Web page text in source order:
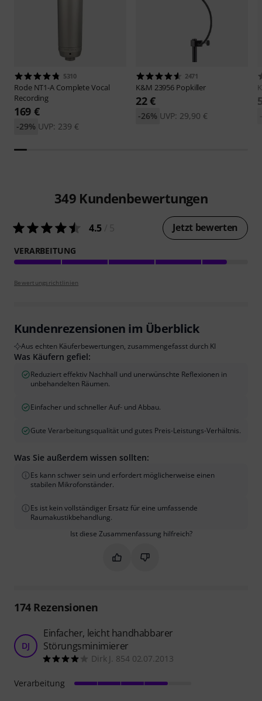
5310
Rode NT1-A Complete Vocal
Recording
169 €
UVP: 239 €
-29%
2471
K&M 23956 Popkiller
22 €
UVP: 29,90 €
-26%
349 Kundenbewertungen
4.5 Jetzt bewerten
VERARBEITUNG
Bewertungsrichtlinien
Kundenrezensionen im Überblick
Aus echten Käuferbewertungen, zusammengefasst durch KI
Was Käufern gefiel:
Reduziert effektiv Nachhall und unerwünschte Reflexionen in
unbehandelten Räumen.
Einfacher und schneller Auf- und Abbau.
Gute Verarbeitungsqualität und gutes Preis-Leistungs-Verhältnis.
Was Sie außerdem wissen sollten:
Es kann schwer sein und erfordert möglicherweise einen
stabilen Mikrofonständer.
Es ist kein vollständiger Ersatz für eine umfassende
Raumakustikbehandlung.
Ist diese Zusammenfassung hilfreich?
Markieren Sie diese
Markieren Sie diese
174Rezensionen
DJ
Einfacher, leicht handhabbarer
Störungsminimierer
Dirk J. 854 02.07.2013
Verarbeitung